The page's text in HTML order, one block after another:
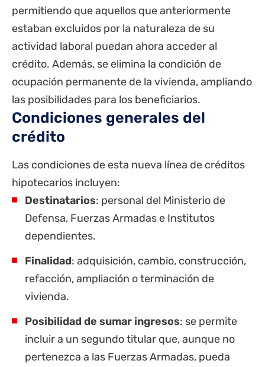
permitiendo que aquellos que anteriormente
estaban excluidos por la naturaleza de su
actividad laboral puedan ahora acceder al
crédito. Además, se elimina la condición de
ocupación permanente de la vivienda, ampliando
las posibilidades para los beneficiarios.
Condiciones generales del
crédito
Las condiciones de esta nueva línea de créditos
hipotecarios incluyen:
Destinatarios: personal del Ministerio de
Defensa, Fuerzas Armadas e Institutos
dependientes.
Finalidad: adquisición, cambio, construcción,
refacción, ampliación o terminación de
vivienda.
Posibilidad de sumar ingresos: se permite
incluir a un segundo titular que, aunque no
pertenezca a las Fuerzas Armadas, pueda